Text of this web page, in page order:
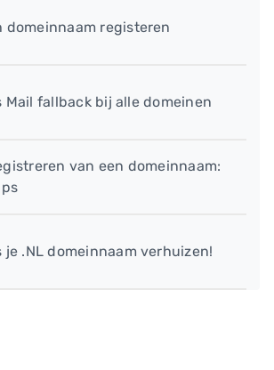
domeinnaam registeren
Mail fallback bij alle domeinen
van een domeinnaam:
je .NL domeinnaam verhuizen!